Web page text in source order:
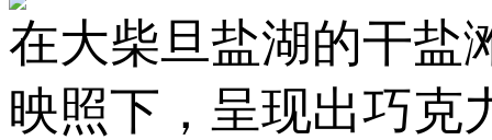
在大柴旦盐湖的干盐
映照下，呈现出巧克